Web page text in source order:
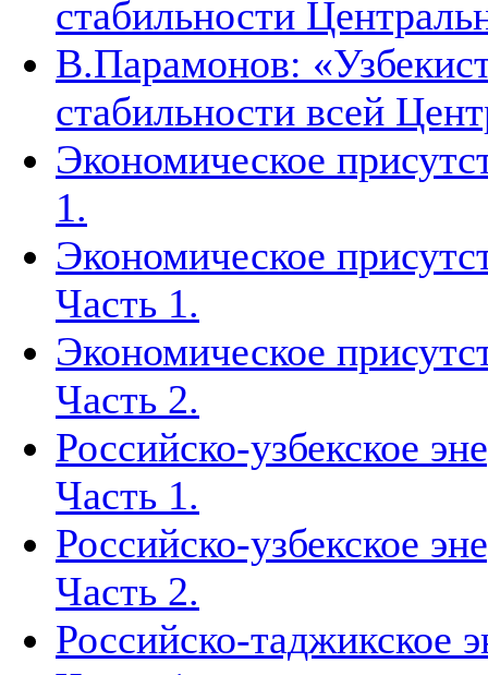
стабильности
В.Парамонов:
стабильности всей
Экономическое
1.
Экономическое
Часть 1.
Экономическое
Часть 2.
Российско-узбекское
Часть 1.
Российско-узбекское
Часть 2.
Российско-таджикское